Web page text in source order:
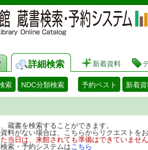
詳細検索 新着資料
索 NDC分類検索 予約ベスト 新着
蔵書を検索することができます。
料がない場合は、こちらからリクエストを
当日は、来館されても準備はできていませ
索・予約システムはこちら